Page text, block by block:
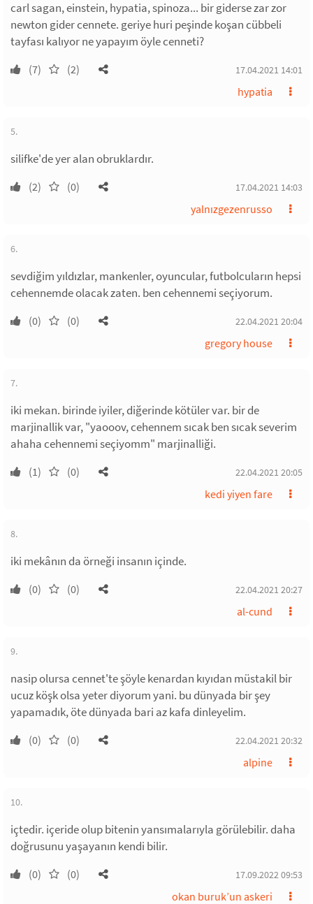
carl sagan, einstein, hypatia, spinoza... bir giderse zar zor
newton gider cennete. geriye huri peşinde koşan cübbeli
tayfası kalıyor ne yapayım öyle cenneti?
(7) (2) 17.04.2021 14:01
hypatia
5.
silifke'de yer alan obruklardır.
(2) (0) 17.04.2021 14:03
yalnızgezenrusso
6.
sevdiğim yıldızlar, mankenler, oyuncular, futbolcuların hepsi
cehennemde olacak zaten. ben cehennemi seçiyorum.
(0) (0) 22.04.2021 20:04
gregory house
7.
iki mekan. birinde iyiler, diğerinde kötüler var. bir de
marjinallik var, "yaooov, cehennem sıcak ben sıcak severim
ahaha cehennemi seçiyomm" marjinalliği.
(1) (0) 22.04.2021 20:05
kedi yiyen fare
8.
iki mekânın da örneği insanın içinde.
(0) (0) 22.04.2021 20:27
al-cund
9.
nasip olursa cennet'te şöyle kenardan kıyıdan müstakil bir
ucuz köşk olsa yeter diyorum yani. bu dünyada bir şey
yapamadık, öte dünyada bari az kafa dinleyelim.
(0) (0) 22.04.2021 20:32
alpine
10.
içtedir. içeride olup bitenin yansımalarıyla görülebilir. daha
doğrusunu yaşayanın kendi bilir.
(0) (0) 17.09.2022 09:53
okan buruk’un askeri